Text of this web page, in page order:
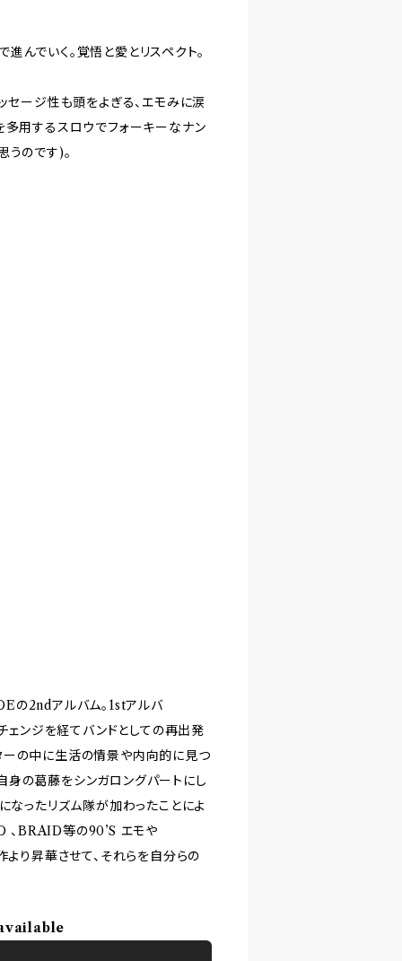
んでいく。覚悟と愛とリスペクト。
ージ性も頭をよぎる、エモみに涙
多用するスロウでフォーキーなナン
のです)。
の2ndアルバム。1stアルバ
ェンジを経てバンドとしての再出発
ーの中に生活の情景や内向的に見つ
の葛藤をシンガロングパートにし
なったリズム隊が加わったことによ
、BRAID等の90’S エモや
り昇華させて、それらを自分らの